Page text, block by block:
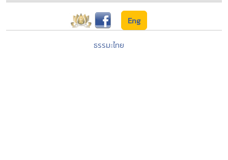
Eng
ธรรมะไทย